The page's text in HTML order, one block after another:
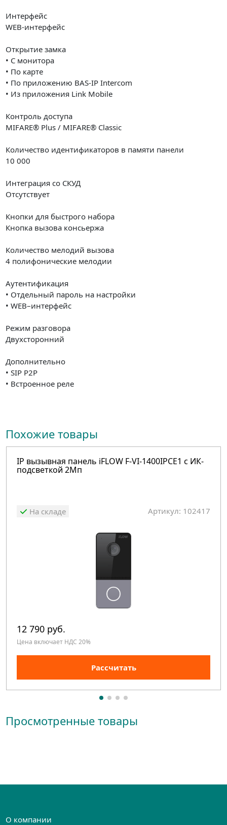
Интерфейс
WEB-интерфейс
Открытие замка
• С монитора
• По карте
• По приложению BAS-IP Intercom
• Из приложения Link Mobile
Контроль доступа
MIFARE® Plus / MIFARE® Classic
Количество идентификаторов в памяти панели
10 000
Интеграция со СКУД
Отсутствует
Кнопки для быстрого набора
Кнопка вызова консьержа
Количество мелодий вызова
4 полифонические мелодии
Аутентификация
• Отдельный пароль на настройки
• WEB–интерфейс
Режим разговора
Двухсторонний
Дополнительно
• SIP P2P
• Встроенное реле
Похожие товары
IP вызывная панель iFLOW F-VI-1400IPCE1 с ИК-
подсветкой 2Мп
На складе Артикул: 102417
12 790 руб.
Цена включает НДС 20%
Рассчитать
Просмотренные товары
О компании